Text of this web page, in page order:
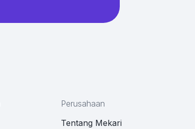
Perusahaan
Tentang Mekari